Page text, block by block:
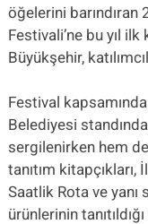
öğelerini barındıran
Festivali’ne bu yıl
Büyükşehir,
Festival
Belediyesi
sergilenirken hem
tanıtım
Saatlik Rota ve yanı
ürünlerinin